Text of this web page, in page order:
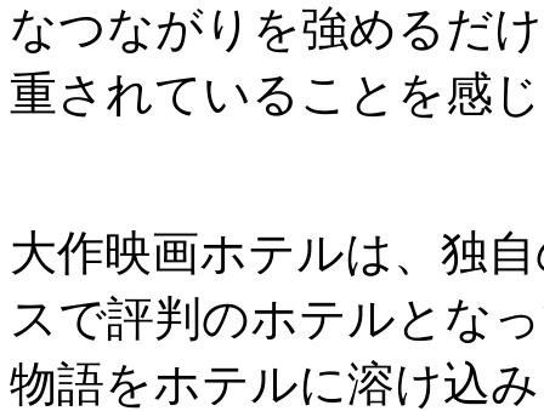
なつながりを強めるだ
重されていることを感
大作映画ホテルは、独
スで評判のホテルとな
物語をホテルに溶け込